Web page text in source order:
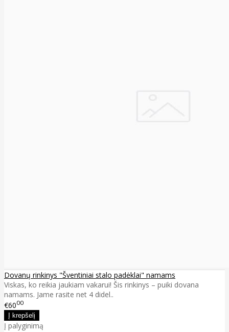
Dovanų rinkinys "Šventiniai stalo padėklai" namams
Viskas, ko reikia jaukiam vakarui! Šis rinkinys – puiki dovana
namams. Jame rasite net 4 didel..
€6000
Į palyginimą